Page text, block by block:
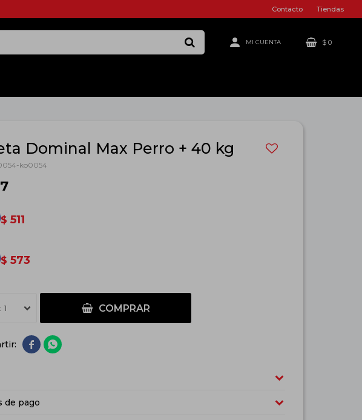
$ 0
Contacto Tiendas
Dominal Max Perro + 40 kg
ko0054
$ 511
$ 573
1 COMPRAR
 
de pago